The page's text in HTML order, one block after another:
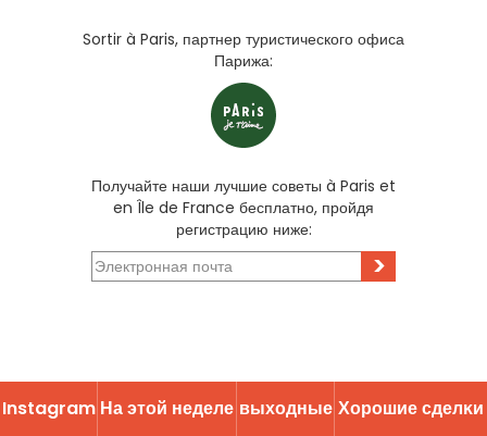
Sortir à Paris, партнер туристического офиса
Парижа:
Получайте наши лучшие советы à Paris et
en Île de France бесплатно, пройдя
регистрацию ниже:
>
Instagram На этой неделе выходные Хорошие сделĸи